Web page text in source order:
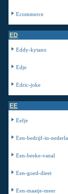
Ecommerce
ED
Eddy-kytano
Edje
Edric-joke
EE
Eefje
Een-bedrijf-in-
Een-beeke-vanal
Een-goed-dieet
Een-maatje-meer